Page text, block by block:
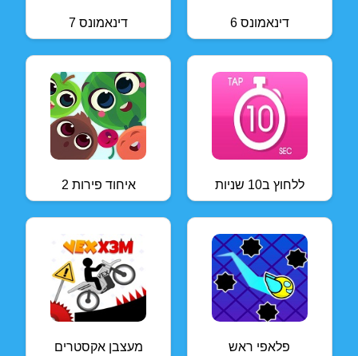
דינאמונס 7 דינאמונס 6
איחוד פירות 2 ללחוץ ב10 שניות
מעצבן אקסטרים פלאפי ראש